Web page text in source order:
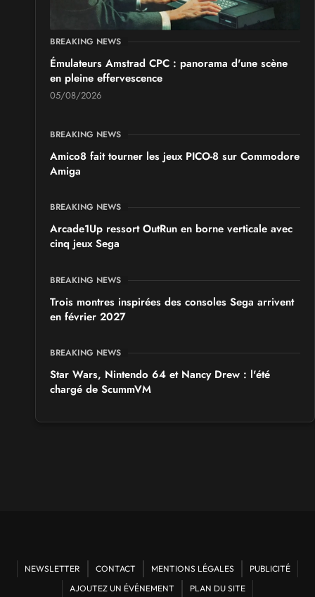
SALONS & CONVENTIONS GEEKS
Chibi Manga
Samedi 17 etDimanche 18 octobre 2026
Comtal
BREAKING NEWS
Émulateurs Amstrad CPC : panorama d'une scène
en pleine effervescence
05/08/2026
BREAKING NEWS
Amico8 fait tourner les jeux PICO-8 sur Commodore
Amiga
BREAKING NEWS
Arcade1Up ressort OutRun en borne verticale avec
cinq jeux Sega
BREAKING NEWS
Trois montres inspirées des consoles Sega arrivent
en février 2027
BREAKING NEWS
Star Wars, Nintendo 64 et Nancy Drew : l'été
chargé de ScummVM
NEWSLETTER CONTACT MENTIONS LÉGALES
PUBLICITÉ
AJOUTEZ UN ÉVÉNEMENT
PLAN DU SITE